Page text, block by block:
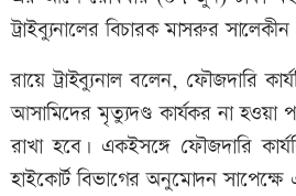
ট্রাইব্যুনালের বিচারক মাসরুর
রায়ে ট্রাইব্যুনাল বলেন, ফৌজদারি
আসামিদের মৃত্যুদণ্ড কার্যকর না হওয়া
রাখা হবে। একইসঙ্গে ফৌজদারি
হাইকোর্ট বিভাগের অনুমোদন সাপেক্ষে